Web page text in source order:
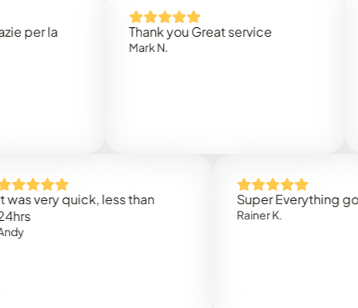
la Thank you Great service
quick, less than Super Everything good
Rainer K.